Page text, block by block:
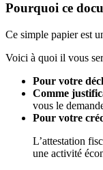
Pourquoi ce
Ce simple papier est
Voici à quoi il vous
Pour votre
Comme
vous le
Pour votre
L’attestation
une activité